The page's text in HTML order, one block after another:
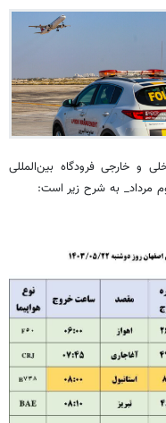
و خارجی فرودگاه بین‌المللی
مرداد_ به شرح زیر است: